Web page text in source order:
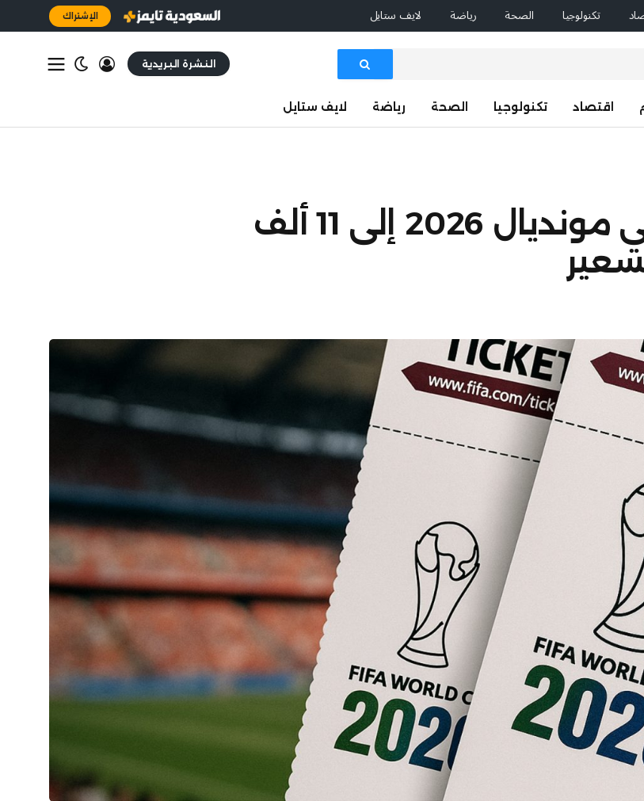
تكنولوجيا الصحة رياضة لايف ستايل الإشتراك
النشرة البريدية
اقتصاد تكنولوجيا الصحة رياضة لايف ستايل
فيفا يرفع أسعار تذاكر نهائي مونديال 2026 إلى 11 ألف